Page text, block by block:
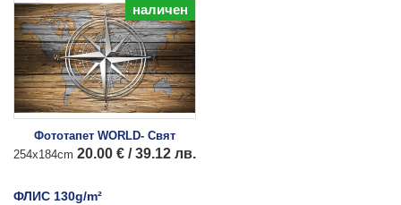
наличен
Фототапет WORLD- Свят
254x184cm 20.00 € / 39.12 лв.
ФЛИС 130g/m²